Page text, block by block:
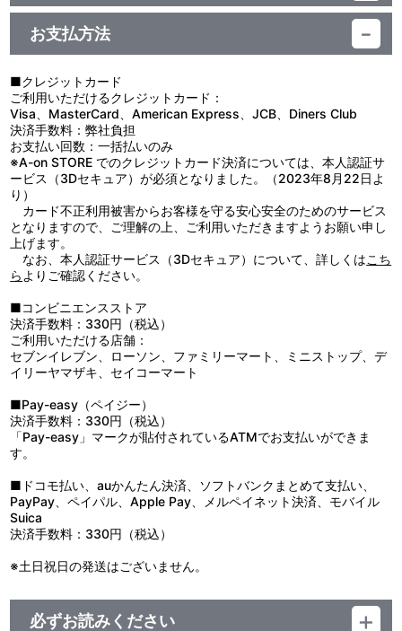
品番：BCTJ-4094
サイズ：W約34～43×H約50～55mm、厚み8mm
素材：アクリル
※こちらの商品はランダム仕様になります。全7種のうちどれか1つ
がランダムに入っております。複数お買い求め頂いても、ご希望の
種類が出ない場合もございます。予めご了承ください。
お支払方法
■クレジットカード
ご利用いただけるクレジットカード：
Visa、MasterCard、American Express、JCB、Diners Club
決済手数料：弊社負担
お支払い回数：一括払いのみ
※A-on STORE でのクレジットカード決済については、本人認証サ
ービス（3Dセキュア）が必須となりました。（2023年8月22日よ
り）
カード不正利用被害からお客様を守る安心安全のためのサービス
となりますので、ご理解の上、ご利用いただきますようお願い申し
上げます。
なお、本人認証サービス（3Dセキュア）について、詳しくはこち
ら よりご確認ください。
■コンビニエンスストア
決済手数料：330円（税込）
ご利用いただける店舗：
セブンイレブン、ローソン、ファミリーマート、ミニストップ、デ
イリーヤマザキ、セイコーマート
■Pay-easy（ペイジー）
決済手数料：330円（税込）
「Pay-easy」マークが貼付されているATMでお支払いができま
す。
■ドコモ払い、auかんたん決済、ソフトバンクまとめて支払い、
PayPay、ペイパル、Apple Pay、メルペイネット決済、モバイル
Suica
決済手数料：330円（税込）
※土日祝日の発送はございません。
必ずお読みください